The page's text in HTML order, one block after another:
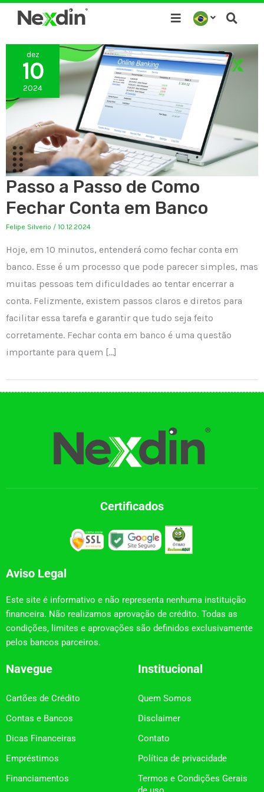
para
conteúdo
dez
10
2024
Passo a Passo de Como
Fechar Conta em Banco
Felipe Silverio / 10.12.2024
Hoje, em 10 minutos, entenderá como fechar conta em
banco. Esse é um processo que pode parecer simples, mas
muitas pessoas tem dificuldades ao tentar encerrar a
conta. Felizmente, existem passos claros e diretos para
facilitar essa tarefa e garantir que tudo seja feito
corretamente. Fechar conta em banco é uma questão
importante para quem […]
Certificados
Aviso Legal
Este site é informativo e não representa nenhuma instituição
financeira. Não realizamos aprovação de crédito. Todas as
condições, limites e aprovações são definidos exclusivamente
pelos bancos parceiros.
Navegue
Cartões de Crédito
Contas e Bancos
Dicas Financeiras
Empréstimos
Financiamentos
Institucional
Quem Somos
Disclaimer
Contato
Política de privacidade
Termos e Condições Gerais